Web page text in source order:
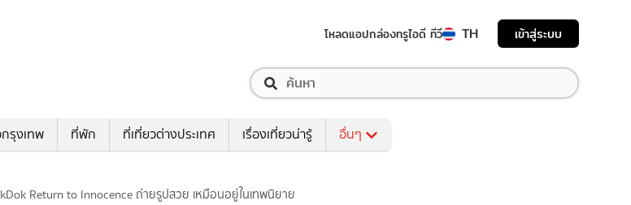
โหลดแอปกล่องทรูไอดี ทีวี TH เข้าสู่ระบบ
รุงเทพ ที่พัก ที่เที่ยวต่างประเทศ เรื่องเที่ยวน่ารู้ อื่นๆ
Return to Innocence ถ่ายรูปสวย เหมือนอยู่ในเทพนิยาย